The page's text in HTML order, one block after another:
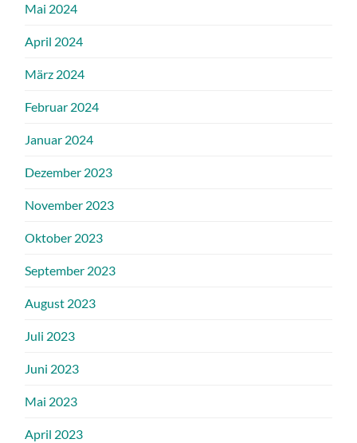
Mai 2024
April 2024
März 2024
Februar 2024
Januar 2024
Dezember 2023
November 2023
Oktober 2023
September 2023
August 2023
Juli 2023
Juni 2023
Mai 2023
April 2023